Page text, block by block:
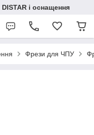
і оснащення
Фрези для ЧПУ